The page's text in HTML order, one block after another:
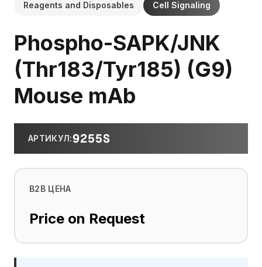
Reagents and Disposables Cell Signaling
Phospho-SAPK/JNK
(Thr183/Tyr185) (G9)
Mouse mAb
АРТИКУЛ:9255S
B2B ЦЕНА
Price on Request